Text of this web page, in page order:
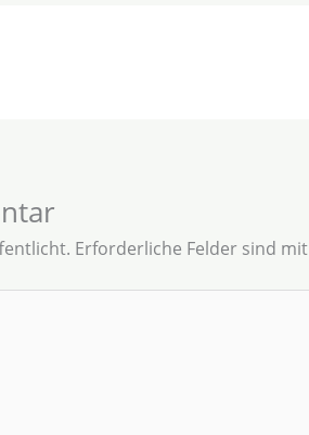
Erforderliche Felder sind mit